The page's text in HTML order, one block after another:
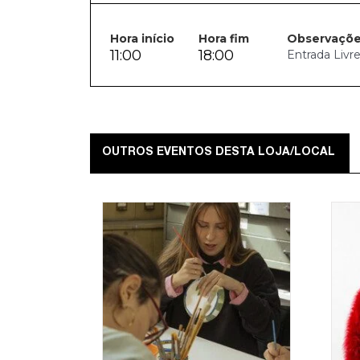
Hora início Hora fim
11:00 18:00 Entrada Livre
OUTROS EVENTOS DESTA LOJA/LOCAL